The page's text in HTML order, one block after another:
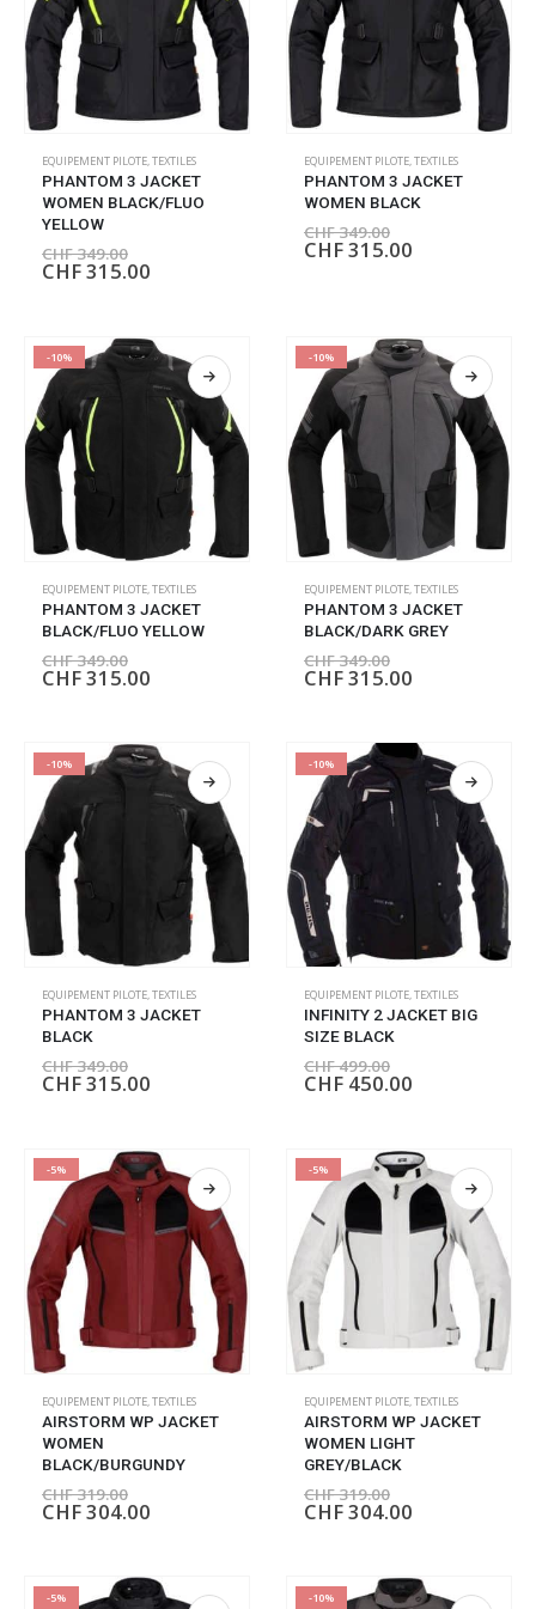
EQUIPEMENT PILOTE,TEXTILES
PHANTOM 3 JACKET
WOMEN BLACK/FLUO
YELLOW
CHF349.00
CHF315.00
EQUIPEMENT PILOTE,TEXTILES
PHANTOM 3 JACKET
WOMEN BLACK
CHF349.00
CHF315.00
-10%
EQUIPEMENT PILOTE,TEXTILES
PHANTOM 3 JACKET
BLACK/FLUO YELLOW
CHF349.00
CHF315.00
-10%
EQUIPEMENT PILOTE,TEXTILES
PHANTOM 3 JACKET
BLACK/DARK GREY
CHF349.00
CHF315.00
-10%
EQUIPEMENT PILOTE,TEXTILES
PHANTOM 3 JACKET
BLACK
CHF349.00
CHF315.00
-10%
EQUIPEMENT PILOTE,TEXTILES
INFINITY 2 JACKET BIG
SIZE BLACK
CHF499.00
CHF 450.00
-5%
EQUIPEMENT PILOTE,TEXTILES
AIRSTORM WP JACKET
WOMEN
BLACK/BURGUNDY
CHF319.00
CHF304.00
-5%
EQUIPEMENT PILOTE,TEXTILES
AIRSTORM WP JACKET
WOMEN LIGHT
GREY/BLACK
CHF319.00
CHF304.00
-5% -10%